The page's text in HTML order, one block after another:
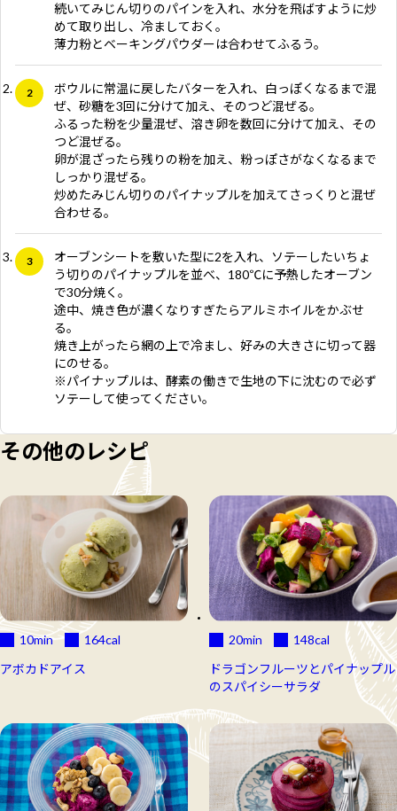
続いてみじん切りのパインを入れ、水分を飛ばすように炒
めて取り出し、冷ましておく。
薄力粉とベーキングパウダーは合わせてふるう。
ボウルに常温に戻したバターを入れ、白っぽくなるまで混
ぜ、砂糖を3回に分けて加え、そのつど混ぜる。
ふるった粉を少量混ぜ、溶き卵を数回に分けて加え、その
つど混ぜる。
卵が混ざったら残りの粉を加え、粉っぽさがなくなるまで
しっかり混ぜる。
炒めたみじん切りのパイナップルを加えてさっくりと混ぜ
合わせる。
オーブンシートを敷いた型に2を入れ、ソテーしたいちょ
う切りのパイナップルを並べ、180℃に予熱したオーブン
で30分焼く。
途中、焼き色が濃くなりすぎたらアルミホイルをかぶせ
る。
焼き上がったら網の上で冷まし、好みの大きさに切って器
にのせる。
※パイナップルは、酵素の働きで生地の下に沈むので必ず
ソテーして使ってください。
その他のレシピ
10min 164cal
アボカドアイス
20min 148cal
ドラゴンフルーツとパイナップル
のスパイシーサラダ